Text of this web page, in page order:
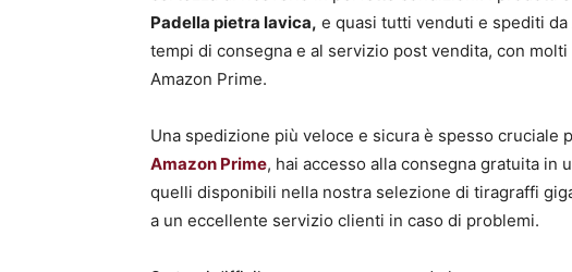
Padella pietra lavica, e quasi tutti venduti e spediti
tempi di consegna e al servizio post vendita, con
Amazon Prime.
Una spedizione più veloce e sicura è spesso cruciale
Amazon Prime, hai accesso alla consegna gratuita
quelli disponibili nella nostra selezione di tiragraffi
a un eccellente servizio clienti in caso di problemi.